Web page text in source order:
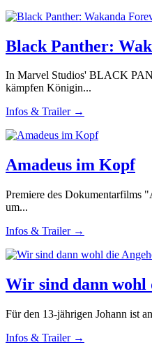
Black Panther:
In Marvel Studios' BLACK
kämpfen Königin...
Infos & Trailer →
Amadeus im Kopf
Premiere des Dokumentarfilms
um...
Infos & Trailer →
Wir sind dann wohl
Für den 13-jährigen Johann ist
Infos & Trailer →